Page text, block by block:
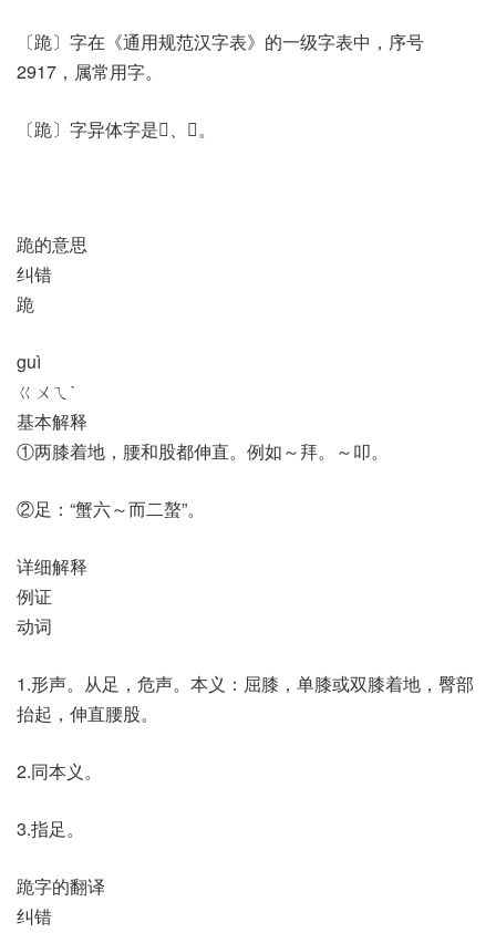
〔跪〕字在《通用规范汉字表》的一级字表中，序号
2917，属常用字。
〔跪〕字异体字是𧻜、𨅠。
跪的意思
纠错
跪
guì
ㄍㄨㄟˋ
基本解释
①两膝着地，腰和股都伸直。例如～拜。～叩。
②足：“蟹六～而二螯”。
详细解释
例证
动词
1.形声。从足，危声。本义：屈膝，单膝或双膝着地，臀部
抬起，伸直腰股。
2.同本义。
3.指足。
跪字的翻译
纠错